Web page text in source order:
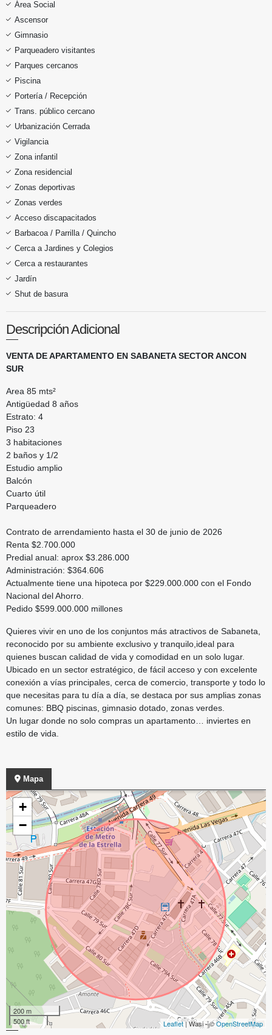
Área Social
Ascensor
Gimnasio
Parqueadero visitantes
Parques cercanos
Piscina
Portería / Recepción
Trans. público cercano
Urbanización Cerrada
Vigilancia
Zona infantil
Zona residencial
Zonas deportivas
Zonas verdes
Acceso discapacitados
Barbacoa / Parrilla / Quincho
Cerca a Jardines y Colegios
Cerca a restaurantes
Jardín
Shut de basura
Descripción Adicional
VENTA DE APARTAMENTO EN SABANETA SECTOR ANCON
SUR
Area 85 mts²
Antigüedad 8 años
Estrato: 4
Piso 23
3 habitaciones
2 baños y 1/2
Estudio amplio
Balcón
Cuarto útil
Parqueadero
Contrato de arrendamiento hasta el 30 de junio de 2026
Renta $2.700.000
Predial anual: aprox $3.286.000
Administración: $364.606
Actualmente tiene una hipoteca por $229.000.000 con el Fondo
Nacional del Ahorro.
Pedido $599.000.000 millones
Quieres vivir en uno de los conjuntos más atractivos de Sabaneta,
reconocido por su ambiente exclusivo y tranquilo,ideal para
quienes buscan calidad de vida y comodidad en un solo lugar.
Ubicado en un sector estratégico, de fácil acceso y con excelente
conexión a vías principales, cerca de comercio, transporte y todo lo
que necesitas para tu día a día, se destaca por sus amplias zonas
comunes: BBQ piscinas, gimnasio dotado, zonas verdes.
Un lugar donde no solo compras un apartamento… inviertes en
estilo de vida.
Mapa
+
−
200 m
500 ft
Leaflet| Wasi - ©OpenStreetMap